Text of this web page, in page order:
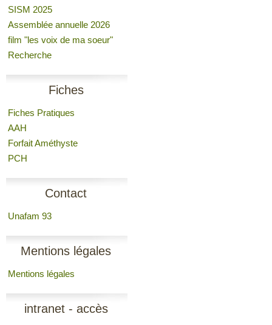
SISM 2025
Assemblée annuelle 2026
film "les voix de ma soeur"
Recherche
Fiches
Fiches Pratiques
AAH
Forfait Améthyste
PCH
Contact
Unafam 93
Mentions légales
Mentions légales
intranet - accès